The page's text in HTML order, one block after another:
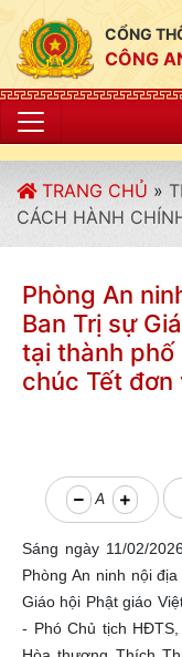
CỔNG
CÔNG
"CÔNG AN
TRANG CHỦ »
CÁCH HÀNH
Phòng An
Ban Trị sự
tại thành phố
chúc Tết đơn
A
Sáng ngày 11/02/
Phòng An ninh nội
Giáo hội Phật giáo
- Phó Chủ tịch